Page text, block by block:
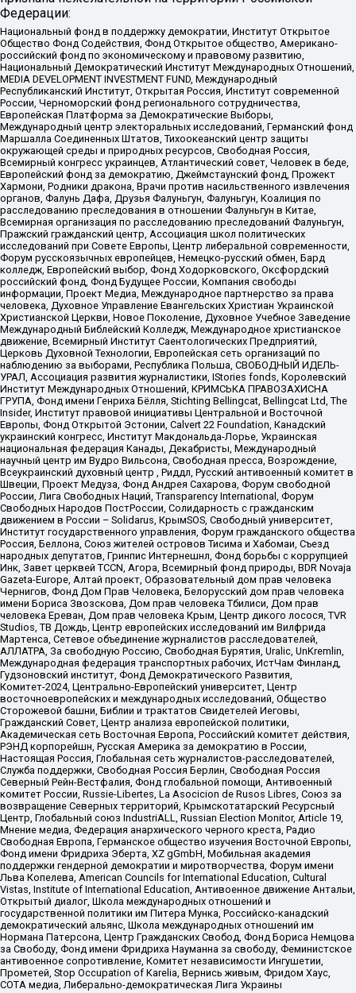
Федерации:
Национальный фонд в поддержку демократии, Институт Открытое
Общество Фонд Содействия, Фонд Открытое общество, Американо-
российский фонд по экономическому и правовому развитию,
Национальный Демократический Институт Международных Отношений,
MEDIA DEVELOPMENT INVESTMENT FUND, Международный
Республиканский Институт, Открытая Россия, Институт современной
России, Черноморский фонд регионального сотрудничества,
Европейская Платформа за Демократические Выборы,
Международный центр электоральных исследований, Германский фонд
Маршалла Соединенных Штатов, Тихоокеанский центр защиты
окружающей среды и природных ресурсов, Свободная Россия,
Всемирный конгресс украинцев, Атлантический совет, Человек в беде,
Европейский фонд за демократию, Джеймстаунский фонд, Прожект
Хармони, Родники дракона, Врачи против насильственного извлечения
органов, Фалунь Дафа, Друзья Фалуньгун, Фалуньгун, Коалиция по
расследованию преследования в отношении Фалуньгун в Китае,
Всемирная организация по расследованию преследований Фалуньгун,
Пражский гражданский центр, Ассоциация школ политических
исследований при Совете Европы, Центр либеральной современности,
Форум русскоязычных европейцев, Немецко-русский обмен, Бард
колледж, Европейский выбор, Фонд Ходорковского, Оксфордский
российский фонд, Фонд Будущее России, Компания свободы
информации, Проект Медиа, Международное партнерство за права
человека, Духовное Управление Евангельских Христиан Украинской
Христианской Церкви, Новое Поколение, Духовное Учебное Заведение
Международный Библейский Колледж, Международное христианское
движение, Всемирный Институт Саентологических Предприятий,
Церковь Духовной Технологии, Европейская сеть организаций по
наблюдению за выборами, Республика Польша, СВОБОДНЫЙ ИДЕЛЬ-
УРАЛ, Ассоциация развития журналистики, IStories fonds, Королевский
Институт Международных Отношений, КРИМСЬКА ПРАВОЗАХИСНА
ГРУПА, Фонд имени Генриха Бёлля, Stichting Bellingcat, Bellingcat Ltd, The
Insider, Институт правовой инициативы Центральной и Восточной
Европы, Фонд Открытой Эстонии, Calvert 22 Foundation, Канадский
украинский конгресс, Институт Макдональда-Лорье, Украинская
национальная федерация Канады, Декабристы, Международный
научный центр им Вудро Вильсона, Свободная пресса, Возрождение,
Всеукраинский духовный центр , Риддл, Русский антивоенный комитет в
Швеции, Проект Медуза, Фонд Андрея Сахарова, Форум свободной
России, Лига Свободных Наций, Transparеncy International, Форум
Свободных Народов ПостРоссии, Солидарность с гражданским
движением в России – Solidarus, КрымSOS, Свободный университет,
Институт государственного управления, Форум гражданского общества
Россия, Беллона, Союз жителей островов Тисима и Хабомаи, Съезд
народных депутатов, Гринпис Интернешнл, Фонд борьбы с коррупцией
Инк, Завет церквей TCCN, Агора, Всемирный фонд природы, BDR Novaja
Gazeta-Europe, Алтай проект, Образовательный дом прав человека
Чернигов, Фонд Дом Прав Человека, Белорусский дом прав человека
имени Бориса Звозскова, Дом прав человека Тбилиси, Дом прав
человека Ереван, Дом прав человека Крым, Центр дикого лосося, TVR
Studios, ТВ Дождь, Центр европейских исследований им Вилфрида
Мартенса, Сетевое объединение журналистов расследователей,
АЛЛАТРА, За свободную Россию, Свободная Бурятия, Uralic, UnKremlin,
Международная федерация транспортных рабочих, ИстЧам Финланд,
Гудзоновский институт, Фонд Демократического Развития,
Комитет-2024, Центрально-Европейский университет, Центр
восточноевропейских и международных исследований, Общество
Сторожевой башни, Библии и трактатов Свидетелей Иеговы,
Гражданский Совет, Центр анализа европейской политики,
Академическая сеть Восточная Европа, Российский комитет действия,
РЭНД корпорейшн, Русская Америка за демократию в России,
Настоящая Россия, Глобальная сеть журналистов-расследователей,
Служба поддержки, Свободная Россия Берлин, Свободная Россия
Северный Рейн-Вестфалия, Фонд глобальной помощи, Антивоенный
комитет России, Russie-Libertes, La Asocicion de Rusos Libres, Союз за
возвращение Северных территорий, Крымскотатарский Ресурсный
Центр, Глобальный союз IndustriALL, Russian Election Monitor, Article 19,
Мнение медиа, Федерация анархического черного креста, Радио
Свободная Европа, Германское общество изучения Восточной Европы,
Фонд имени Фридриха Эберта, XZ gGmbH, Мобильная академия
поддержки гендерной демократии и миротворчества, Форум имени
Льва Копелева, American Councils for International Education, Cultural
Vistas, Institute of International Education, Антивоенное движение Антальи,
Открытый диалог, Школа международных отношений и
государственной политики им Питера Мунка, Российско-канадский
демократический альянс, Школа международных отношений им
Нормана Патерсона, Центр Гражданских Свобод, Фонд Бориса Немцова
за Свободу, Фонд имени Фридриха Науманна за свободу, Феминистское
антивоенное сопротивление, Комитет независимости Ингушетии,
Прометей, Stop Occupation of Karelia, Вернись живым, Фридом Хаус,
СОТА медиа, Либерально-демократическая Лига Украины